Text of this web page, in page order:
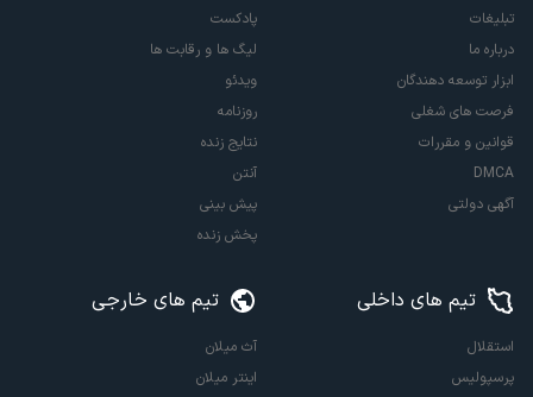
تبلیغات
درباره ما
ابزار توسعه دهندگان
فرصت های شغلی
قوانین و مقررات
DMCA
آگهی دولتی
پادکست
لیگ ها و رقابت ها
ویدئو
روزنامه
نتایج زنده
آنتن
پیش بینی
پخش زنده
تیم های داخلی
استقلال
پرسپولیس
تیم های خارجی
آث میلان
اینتر میلان